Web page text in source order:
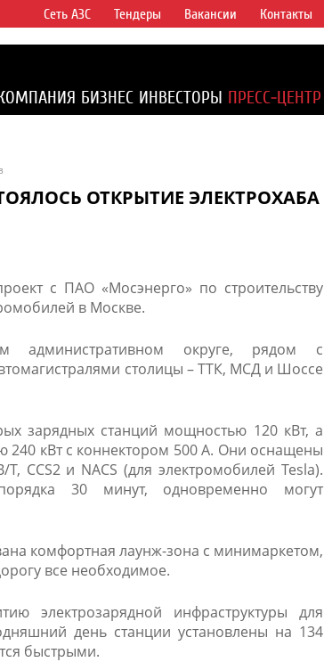
Сеть АЗС Тендеры Вакансии Контакты
БИЗНЕС ИНВЕСТОРЫ ПРЕСС-ЦЕНТР
ОТКРЫТИЕ ЭЛЕКТРОХАБА
с ПАО «Мосэнерго» по строительству
в Москве.
административном округе, рядом с
столицы – ТТК, МСД и Шоссе
зарядных станций мощностью 120 кВт, а
240 кВт с коннектором 500 А. Они оснащены
CCS2 и NACS (для электромобилей Tesla).
30 минут, одновременно могут
комфортная лаунж-зона с минимаркетом,
все необходимое.
электрозарядной инфраструктуры для
день станции установлены на 134
быстрыми.